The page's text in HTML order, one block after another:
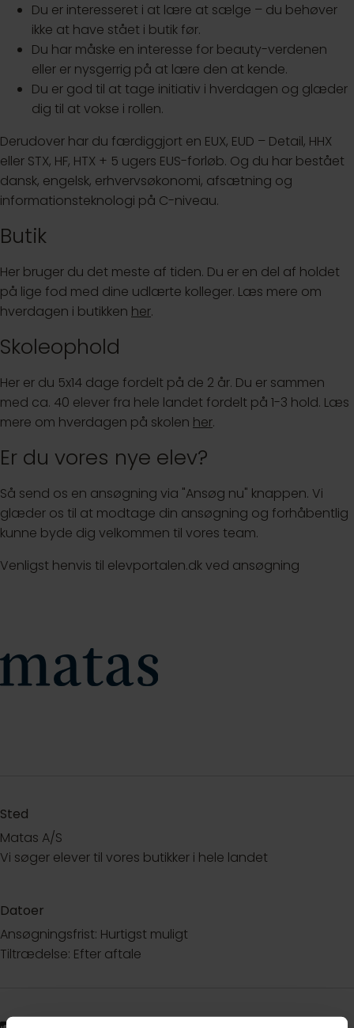
Du er interesseret i at lære at sælge – du behøver
ikke at have stået i butik før.
Du har måske en interesse for beauty-verdenen
eller er nysgerrig på at lære den at kende.
Du er god til at tage initiativ i hverdagen og glæder
dig til at vokse i rollen.
Derudover har du færdiggjort en EUX, EUD – Detail, HHX
eller STX, HF, HTX + 5 ugers EUS-forløb. Og du har bestået
dansk, engelsk, erhvervsøkonomi, afsætning og
informationsteknologi på C-niveau.
Butik
Her bruger du det meste af tiden. Du er en del af holdet
på lige fod med dine udlærte kolleger. Læs mere om
hverdagen i butikken her.
Skoleophold
Her er du 5x14 dage fordelt på de 2 år. Du er sammen
med ca. 40 elever fra hele landet fordelt på 1-3 hold. Læs
mere om hverdagen på skolen her.
Er du vores nye elev?
Så send os en ansøgning via "Ansøg nu" knappen. Vi
glæder os til at modtage din ansøgning og forhåbentlig
kunne byde dig velkommen til vores team.
Venligst henvis til elevportalen.dk ved ansøgning
Sted
Matas A/S
Vi søger elever til vores butikker i hele landet
Datoer
Ansøgningsfrist: Hurtigst muligt
Tiltrædelse: Efter aftale